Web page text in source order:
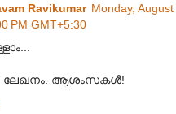
Ravikumar Monday,
PM GMT+5:30
ലേഖനം. ആശംസകള്‍!